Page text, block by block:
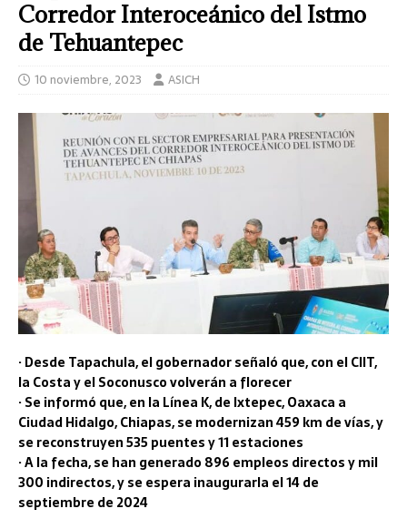
Corredor Interoceánico del Istmo
de Tehuantepec
10 noviembre, 2023 ASICH
· Desde Tapachula, el gobernador señaló que, con el CIIT,
la Costa y el Soconusco volverán a florecer
· Se informó que, en la Línea K, de Ixtepec, Oaxaca a
Ciudad Hidalgo, Chiapas, se modernizan 459 km de vías, y
se reconstruyen 535 puentes y 11 estaciones
· A la fecha, se han generado 896 empleos directos y mil
300 indirectos, y se espera inaugurarla el 14 de
septiembre de 2024